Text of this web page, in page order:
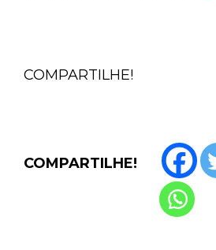
COMPARTILHE!
COMPARTILHE!